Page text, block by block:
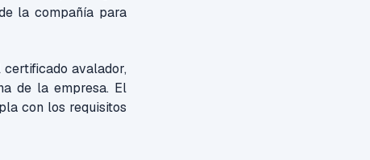
la compañía para
avalador,
de la empresa. El
con los requisitos